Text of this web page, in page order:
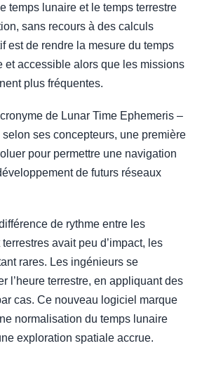
temps lunaire et le temps terrestre
sans recours à des calculs
est de rendre la mesure du temps
et accessible alors que les missions
plus fréquentes.
de Lunar Time Ephemeris –
ses concepteurs, une première
pour permettre une navigation
de futurs réseaux
de rythme entre les
avait peu d’impact, les
rares. Les ingénieurs se
l’heure terrestre, en appliquant des
cas. Ce nouveau logiciel marque
normalisation du temps lunaire
exploration spatiale accrue.